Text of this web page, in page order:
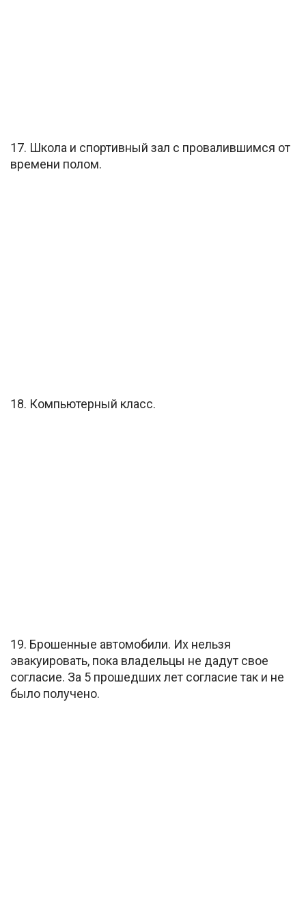
17. Школа и спортивный зал с провалившимся от
времени полом.
18. Компьютерный класс.
19. Брошенные автомобили. Их нельзя
эвакуировать, пока владельцы не дадут свое
согласие. За 5 прошедших лет согласие так и не
было получено.